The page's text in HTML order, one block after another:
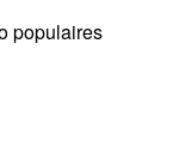
populaires